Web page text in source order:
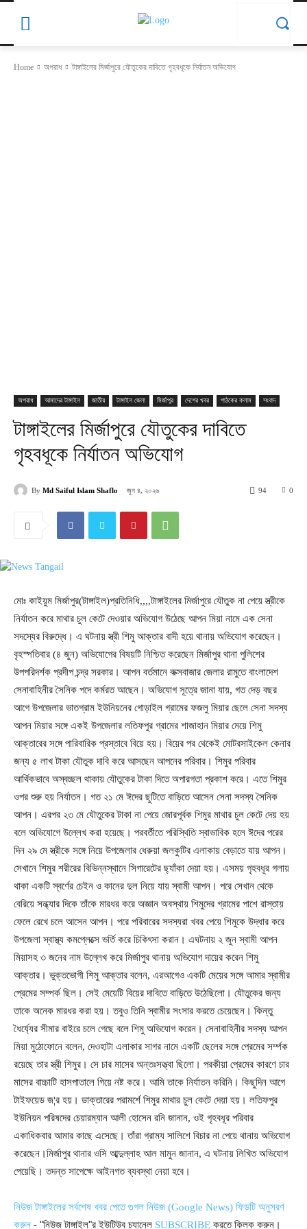
Home অপরাধ টাঙ্গাইলের মির্জাপুরে যৌতুকের দাবিতে গৃহবধূকে নির্যাতন অভিযোগ
অপরাধ আমাদের টাঙ্গাইল জাতীয় টাঙ্গাইল জেলা মির্জাপুর দেশের খবর পাঠকের কলাম সংবাদ
টাঙ্গাইলের মির্জাপুরে যৌতুকের দাবিতে
গৃহবধূকে নির্যাতন অভিযোগ
By Md Saiful Islam Shaflo জুন ৪, ২০২৬ 0
94
মোঃ কাইয়ুম মির্জাপুর(টাঙ্গাইল)প্রতিনিধি,,,,টাঙ্গাইলের মির্জাপুরে যৌতুক না পেয়ে স্ত্রীকে
নির্যাতন করে মাথার চুল কেটে দেওয়ার অভিযোগ উঠেছে আপন মিয়া নামে এক সেনা
সদস্যের বিরুদ্ধে। এ ঘটনায় স্ত্রী শিমু আক্তার বাদী হয়ে থানায় অভিযোগ করেছেন।
বৃহস্পতিবার (৪ জুন) অভিযোগের বিষয়টি নিশ্চিত করেছেন মির্জাপুর থানা পুলিশের
উপপরিদর্শক প্রদীপ চন্দ্র সরকার। আপন বর্তমানে কক্সবাজার জেলার রামুতে বাংলাদেশ
সেনাবাহিনীর সৈনিক পদে কর্মরত আছেন। অভিযোগ সূত্রে জানা যায়, গত দেড় বছর
আগে উপজেলার ভাতগ্রাম ইউনিয়নের গোড়াইল গ্রামের ফজলু মিয়ার ছেলে সেনা সদস্য
আপন মিয়ার সঙ্গে একই উপজেলার লতিফপুর গ্রামের শাজাহান মিয়ার মেয়ে শিমু
আক্তারের সঙ্গে পারিবারিক প্রস্তাবে বিয়ে হয়। বিয়ের পর থেকেই মোটরসাইকেল কেনার
জন্য ৫ লাখ টাকা যৌতুক দাবি করে আসছেন আপনের পরিবার। শিমুর পরিবার
আর্থিকভাবে অস্বচ্ছল থাকায় যৌতুকের টাকা দিতে অপারগতা প্রকাশ করে। এতে শিমুর
ওপর শুরু হয় নির্যাতন। গত ২১ মে ঈদের ছুটিতে বাড়িতে আসেন সেনা সদস্য সৈনিক
আপন। এরপর ২৩ মে যৌতুকের টাকা না পেয়ে জোরপূর্বক শিমুর মাথার চুল কেটে দেয় হয়
বলে অভিযোগে উল্লেখ করা হয়েছে। পরবর্তীতে পরিস্থিতি স্বাভাবিক হলে ঈদের পরের
দিন ২৯ মে স্ত্রীকে সঙ্গে নিয়ে উপজেলার ধেরুয়া জলকুটির এলাকায় বেড়াতে যায় আপন।
সেখানে শিমুর শরীরের বিভিন্নস্থানে সিগারেটের ছ্যাঁকা দেয়া হয়। এসময় গৃহবধূর গলায়
থাকা একটি স্বর্ণের চেইন ও কানের দুল নিয়ে যায় স্বামী আপন। পরে সেখান থেকে
বেরিয়ে সন্ধ্যার দিকে তাঁকে মারধর করে অজ্ঞান অবস্থায় শিমুদের গ্রামের পাশে রাস্তায়
ফেলে রেখে চলে আসেন আপন। পরে পরিবারের সদস্যরা খবর পেয়ে শিমুকে উদ্ধার করে
উপজেলা স্বাস্থ্য কমপ্লেক্সে ভর্তি করে চিকিৎসা করান। এঘটনায় ২ জুন স্বামী আপন
মিয়াসহ ৩ জনের নাম উল্লেখ করে মির্জাপুর থানায় অভিযোগ দায়ের করেন শিমু
আক্তার। ভুক্তভোগী শিমু আক্তার বলেন, এরআগেও একটি মেয়ের সঙ্গে আমার স্বামীর
প্রেমের সম্পর্ক ছিল। সেই মেয়েটি বিয়ের দাবিতে বাড়িতে উঠেছিলো। যৌতুকের জন্য
তাকে অনেক মারধর করা হয়। তবুও তিনি স্বামীর সংসার করতে চেয়েছেন। কিন্তু
ধৈর্য্যের সীমার বাইরে চলে গেছে বলে শিমু অভিযোগ করেন। সেনাবাহিনীর সদস্য আপন
মিয়া মুঠোফোনে বলেন, দেওহাটা এলাকার সাগর নামে একটি ছেলের সঙ্গে প্রেমের সর্ম্পক
রয়েছে তার স্ত্রী শিমুর। সে চার মাসের অন্তঃসত্ত্বা ছিলো। পরকীয়া প্রেমের কারণে চার
মাসের বাচ্চাটি হাসপাতালে গিয়ে নষ্ট করে। আমি তাকে নির্যাতন করিনি। কিছুদিন আগে
টাইফয়েড জ¦র হয়। ডাক্তারের পরামর্শে শিমুর মাথার চুল কেটে দেয়া হয়। লতিফপুর
ইউনিয়ন পরিষদের চেয়ারম্যান আলী হোসেন রনি জানান, ওই গৃহবধূর পরিবার
একাধিকবার আমার কাছে এসেছে। তাঁরা গ্রাম্য সালিশে বিচার না পেয়ে থানায় অভিযোগ
করেছেন।মির্জাপুর থানার ওসি আব্দুল্লাহ আল মামুন জানান, এ ঘটনায় লিখিত অভিযোগ
পেয়েছি। তদন্ত সাপেক্ষে আইনগত ব্যবস্থা নেয়া হবে।
নিউজ টাঙ্গাইলের সর্বশেষ খবর পেতে গুগল নিউজ (Google News) ফিডটি অনুসরণ
করুন - "নিউজ টাঙ্গাইল"র ইউটিউব চ্যানেল SUBSCRIBE করতে ক্লিক করুন।